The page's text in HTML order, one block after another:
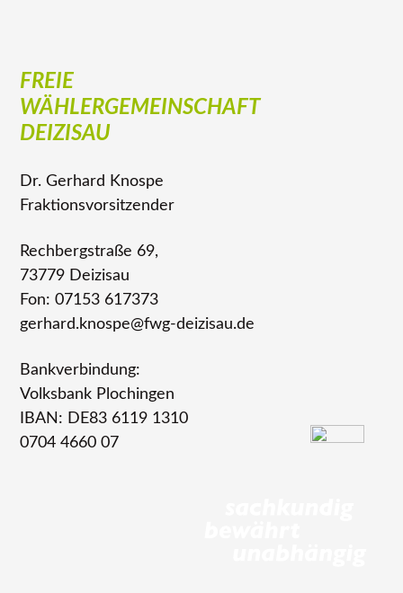
FREIE
WÄHLERGEMEINSCHAFT
DEIZISAU
Dr. Gerhard Knospe
Fraktionsvorsitzender
Rechbergstraße 69,
73779 Deizisau
Fon: 07153 617373
gerhard.knospe@fwg-deizisau.de
Bankverbindung:
Volksbank Plochingen
IBAN: DE83 6119 1310
0704 4660 07